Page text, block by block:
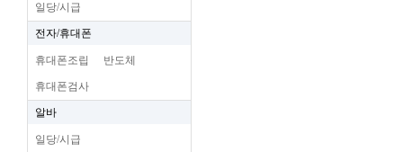
일당/시급
전자/휴대폰
휴대폰조립 반도체
휴대폰검사
알바
일당/시급